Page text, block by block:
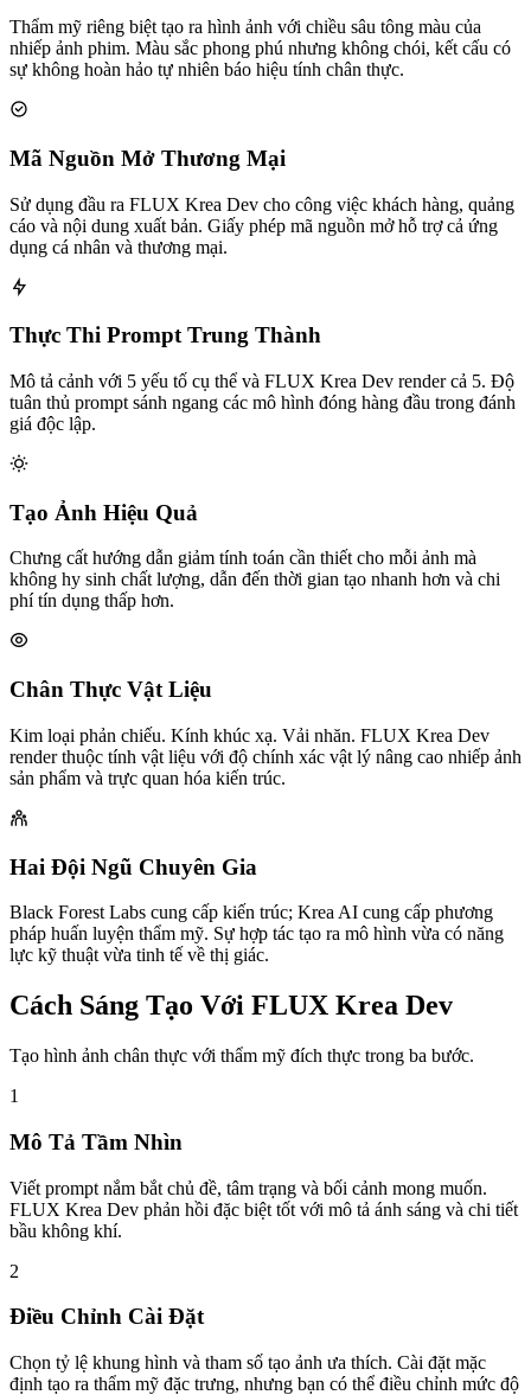
Thẩm mỹ riêng biệt tạo ra hình ảnh với chiều sâu tông màu của
nhiếp ảnh phim. Màu sắc phong phú nhưng không chói, kết cấu có
sự không hoàn hảo tự nhiên báo hiệu tính chân thực.
Mã Nguồn Mở Thương Mại
Sử dụng đầu ra FLUX Krea Dev cho công việc khách hàng, quảng
cáo và nội dung xuất bản. Giấy phép mã nguồn mở hỗ trợ cả ứng
dụng cá nhân và thương mại.
Thực Thi Prompt Trung Thành
Mô tả cảnh với 5 yếu tố cụ thể và FLUX Krea Dev render cả 5. Độ
tuân thủ prompt sánh ngang các mô hình đóng hàng đầu trong đánh
giá độc lập.
Tạo Ảnh Hiệu Quả
Chưng cất hướng dẫn giảm tính toán cần thiết cho mỗi ảnh mà
không hy sinh chất lượng, dẫn đến thời gian tạo nhanh hơn và chi
phí tín dụng thấp hơn.
Chân Thực Vật Liệu
Kim loại phản chiếu. Kính khúc xạ. Vải nhăn. FLUX Krea Dev
render thuộc tính vật liệu với độ chính xác vật lý nâng cao nhiếp ảnh
sản phẩm và trực quan hóa kiến trúc.
Hai Đội Ngũ Chuyên Gia
Black Forest Labs cung cấp kiến trúc; Krea AI cung cấp phương
pháp huấn luyện thẩm mỹ. Sự hợp tác tạo ra mô hình vừa có năng
lực kỹ thuật vừa tinh tế về thị giác.
Cách Sáng Tạo Với FLUX Krea Dev
Tạo hình ảnh chân thực với thẩm mỹ đích thực trong ba bước.
1
Mô Tả Tầm Nhìn
Viết prompt nắm bắt chủ đề, tâm trạng và bối cảnh mong muốn.
FLUX Krea Dev phản hồi đặc biệt tốt với mô tả ánh sáng và chi tiết
bầu không khí.
2
Điều Chỉnh Cài Đặt
Chọn tỷ lệ khung hình và tham số tạo ảnh ưa thích. Cài đặt mặc
định tạo ra thẩm mỹ đặc trưng, nhưng bạn có thể điều chỉnh mức độ